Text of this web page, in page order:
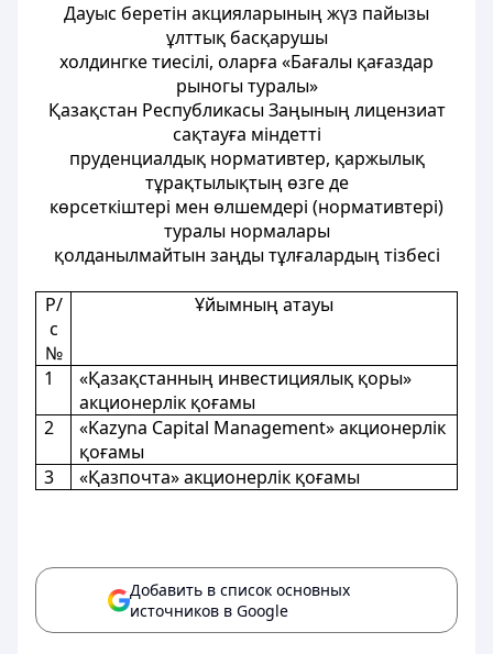
Дауыс беретін акцияларының жүз пайызы
ұлттық басқарушы
холдингке тиесілі, оларға «Бағалы қағаздар
рыногы туралы»
Қазақстан Республикасы Заңының лицензиат
сақтауға міндетті
пруденциалдық нормативтер, қаржылық
тұрақтылықтың өзге де
көрсеткіштері мен өлшемдері (нормативтері)
туралы нормалары
қолданылмайтын заңды тұлғалардың тізбесі
Р/
с
№
Ұйымның атауы
1
«Қазақстанның инвестициялық қоры»
акционерлік қоғамы
2
«Kazyna Capital Management» акционерлік
қоғамы
3
«Қазпочта» акционерлік қоғамы
Добавить в список основных
источников в Google